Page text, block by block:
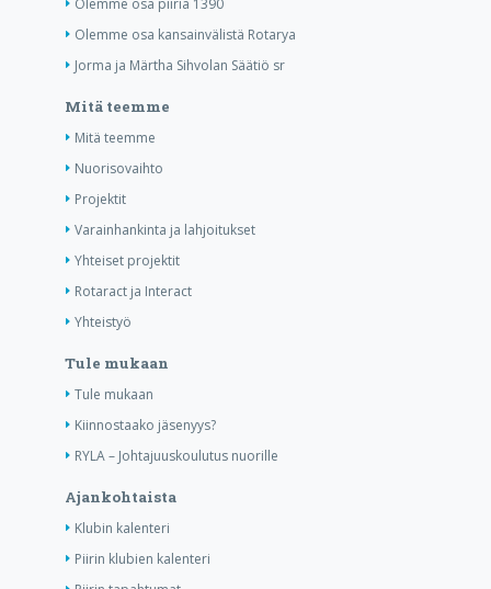
Olemme osa kansainvälistä Rotarya
Jorma ja Märtha Sihvolan Säätiö sr
Mitä teemme
Mitä teemme
Nuorisovaihto
Projektit
Varainhankinta ja lahjoitukset
Yhteiset projektit
Rotaract ja Interact
Yhteistyö
Tule mukaan
Tule mukaan
Kiinnostaako jäsenyys?
RYLA – Johtajuuskoulutus nuorille
Ajankohtaista
Klubin kalenteri
Piirin klubien kalenteri